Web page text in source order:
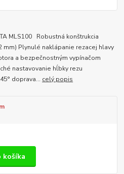
MLS100 Robustná konštrukcia
mm) Plynulé naklápanie rezacej hlavy
a bezpečnostným vypínačom
nastavovanie hĺbky rezu
doprava... celý popis
košíka